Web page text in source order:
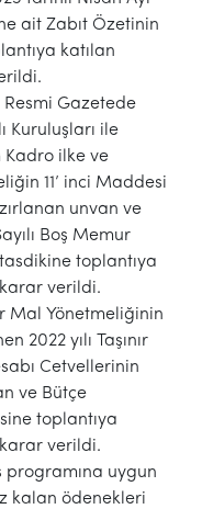
ait Zabıt Özetinin
katılan
Resmi Gazetede
Kuruluşları ile
ilke ve
11’ inci Maddesi
unvan ve
Boş Memur
toplantıya
verildi.
Mal Yönetmeliğinin
2022 yılı Taşınır
Cetvellerinin
ve Bütçe
toplantıya
verildi.
uygun
kalan ödenekleri